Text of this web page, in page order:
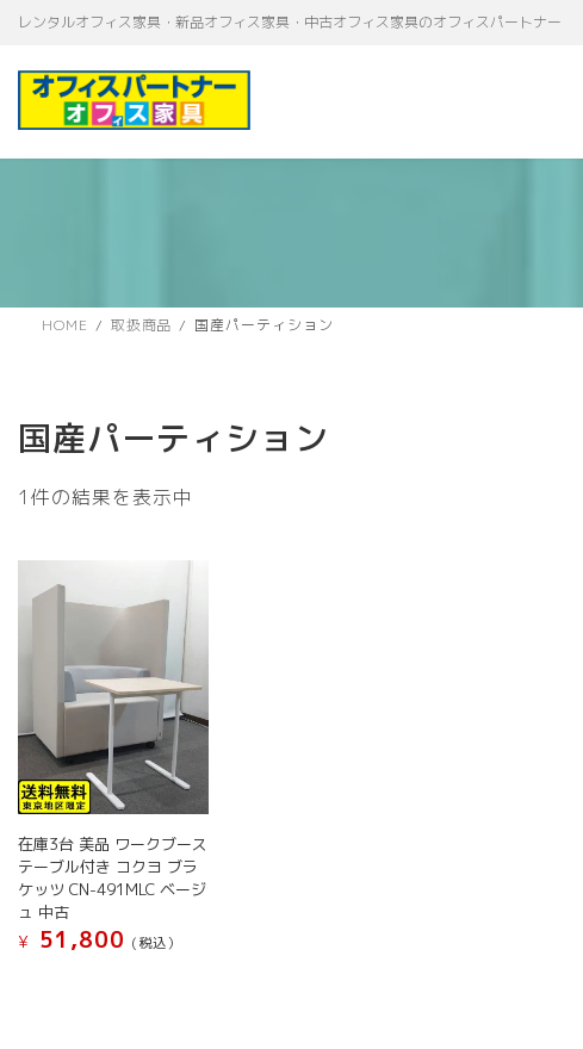
テ
ゲ
レンタルオフィス家具・新品オフィス家具・中古オフィス家具のオフィスパートナー
HOME 取扱商品 国産パーティション
国産パーティション
1件の結果を表示中
在庫3台 美品 ワークブース
テーブル付き コクヨ ブラ
ケッツ CN-491MLC ベージ
ュ 中古
¥
51,800 (税込）